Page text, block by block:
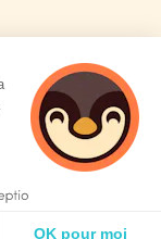
OK pour moi
4 personnes
consultent
actuellement cette